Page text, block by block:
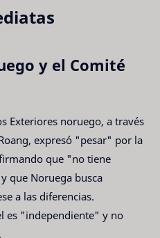
y el Comité
Exteriores noruego, a través
expresó "pesar" por la
que "no tiene
que Noruega busca
a las diferencias.
es "independiente" y no